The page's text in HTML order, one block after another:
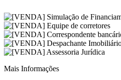
Mais Informações